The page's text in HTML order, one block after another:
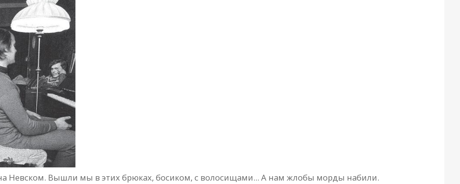
Невском. Вышли мы в этих брюках, босиком, с волосищами... А нам жлобы морды набили.